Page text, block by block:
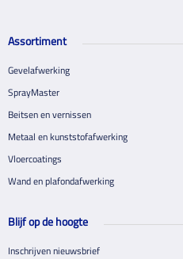
Assortiment
Gevelafwerking
SprayMaster
Beitsen en vernissen
Metaal en kunststofafwerking
Vloercoatings
Wand en plafondafwerking
Blijf op de hoogte
Inschrijven nieuwsbrief